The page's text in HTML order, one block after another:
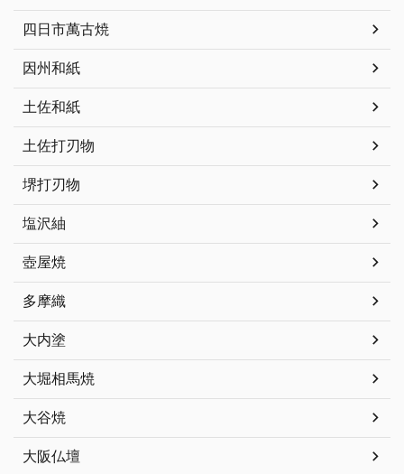
四日市萬古焼
因州和紙
土佐和紙
土佐打刃物
堺打刃物
塩沢紬
壺屋焼
多摩織
大内塗
大堀相馬焼
大谷焼
大阪仏壇